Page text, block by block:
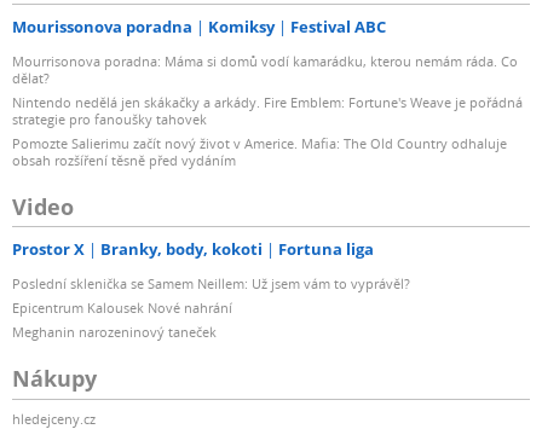
Mourissonova poradna Komiksy Festival ABC
Mourrisonova poradna: Máma si domů vodí kamarádku, kterou nemám ráda. Co
dělat?
Nintendo nedělá jen skákačky a arkády. Fire Emblem: Fortune's Weave je pořádná
strategie pro fanoušky tahovek
Pomozte Salierimu začít nový život v Americe. Mafia: The Old Country odhaluje
obsah rozšíření těsně před vydáním
Video
Prostor X Branky, body, kokoti Fortuna liga
Poslední sklenička se Samem Neillem: Už jsem vám to vyprávěl?
Epicentrum Kalousek Nové nahrání
Meghanin narozeninový taneček
Nákupy
hledejceny.cz